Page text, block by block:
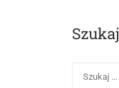
Szukaj